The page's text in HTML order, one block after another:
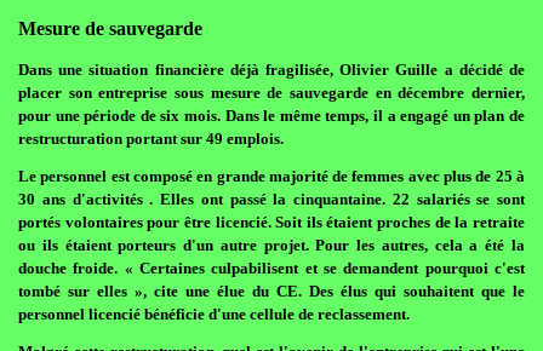
Mesure de sauvegarde
Dans une situation financière déjà fragilisée, Olivier Guille a décidé de
placer son entreprise sous mesure de sauvegarde en décembre dernier,
pour une période de six mois. Dans le même temps, il a engagé un plan de
restructuration portant sur 49 emplois.
Le personnel est composé en grande majorité de femmes avec plus de 25 à
30 ans d'activités . Elles ont passé la cinquantaine. 22 salariés se sont
portés volontaires pour être licencié. Soit ils étaient proches de la retraite
ou ils étaient porteurs d'un autre projet. Pour les autres, cela a été la
douche froide. « Certaines culpabilisent et se demandent pourquoi c'est
tombé sur elles », cite une élue du CE. Des élus qui souhaitent que le
personnel licencié bénéficie d'une cellule de reclassement.